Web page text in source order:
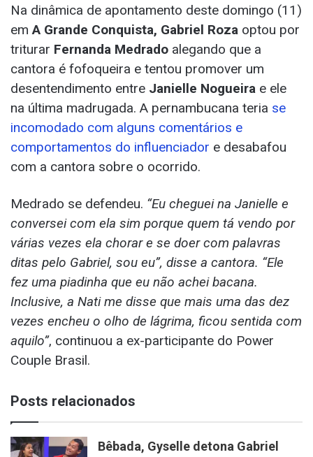
Na dinâmica de apontamento deste domingo (11)
em A Grande Conquista, Gabriel Roza optou por
triturar Fernanda Medrado alegando que a
cantora é fofoqueira e tentou promover um
desentendimento entre Janielle Nogueira e ele
na última madrugada. A pernambucana teria se
incomodado com alguns comentários e
comportamentos do influenciador e desabafou
com a cantora sobre o ocorrido.
Medrado se defendeu. “Eu cheguei na Janielle e
conversei com ela sim porque quem tá vendo por
várias vezes ela chorar e se doer com palavras
ditas pelo Gabriel, sou eu”, disse a cantora. “Ele
fez uma piadinha que eu não achei bacana.
Inclusive, a Nati me disse que mais uma das dez
vezes encheu o olho de lágrima, ficou sentida com
aquilo”, continuou a ex-participante do Power
Couple Brasil.
Posts relacionados
Bêbada, Gyselle detona Gabriel